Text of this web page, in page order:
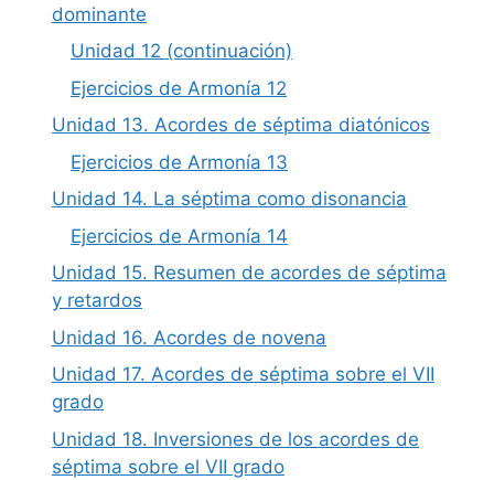
dominante
Unidad 12 (continuación)
Ejercicios de Armonía 12
Unidad 13. Acordes de séptima diatónicos
Ejercicios de Armonía 13
Unidad 14. La séptima como disonancia
Ejercicios de Armonía 14
Unidad 15. Resumen de acordes de séptima
y retardos
Unidad 16. Acordes de novena
Unidad 17. Acordes de séptima sobre el VII
grado
Unidad 18. Inversiones de los acordes de
séptima sobre el VII grado